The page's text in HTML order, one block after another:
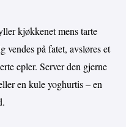
kjøkkenet mens tarte
vendes på fatet, avsløres et
epler. Server den gjerne
en kule yoghurtis – en